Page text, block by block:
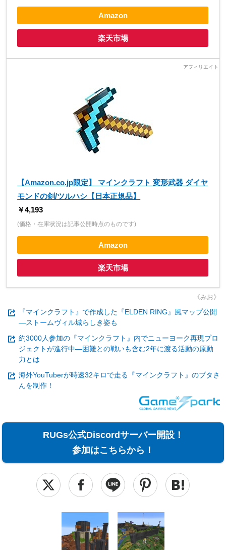
Amazon
楽天市場
【Amazon.co.jp限定】 マインクラフト 変形武器 ダイヤ
モンドの剣/ツルハシ【日本正規品】
￥4,193
(価格・在庫状況は記事公開時点のものです)
Amazon
楽天市場
《みお》
『マインクラフト』で作成した『ELDEN RING』風マップ公開
―ストームヴィル城らしき姿も
約3000人参加の『マインクラフト』内でニューヨーク再現プロ
ジェクトが進行中―困難との戦いも含む2年に渡る活動の原動
力とは
海外YouTuberが時速32キロで走る『マインクラフト』のブタさ
んを制作！
RUGs公式Discordサーバー開設！
参加はこちらから！